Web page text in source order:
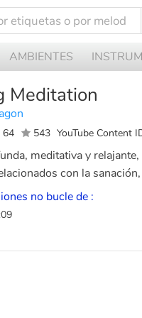
AMBIENTES
Meditation
64 543 YouTube Content
meditativa y
con la
no bucle de :